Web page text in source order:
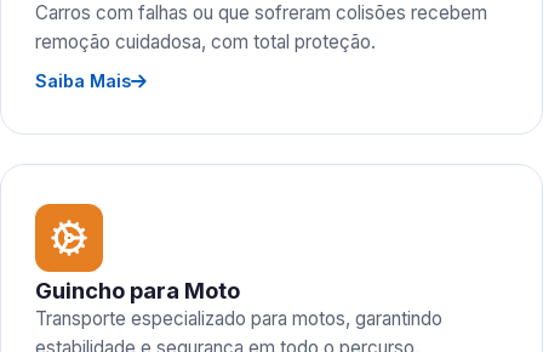
Carros com falhas ou que sofreram colisões recebem
remoção cuidadosa, com total proteção.
Saiba Mais
Guincho para Moto
Transporte especializado para motos, garantindo